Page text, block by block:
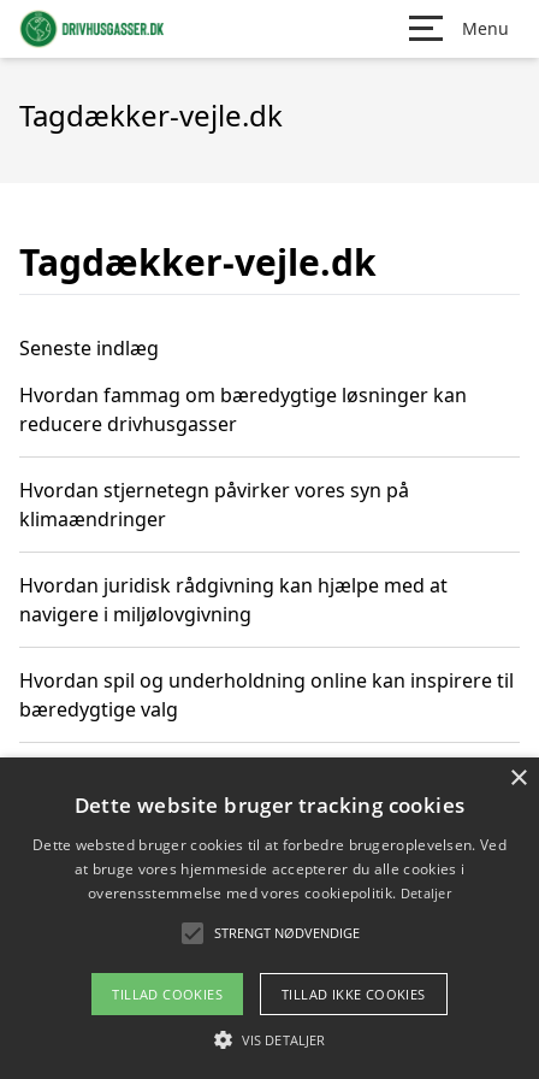
Menu
Tagdækker-vejle.dk
Tagdækker-vejle.dk
Seneste indlæg
Hvordan fammag om bæredygtige løsninger kan
reducere drivhusgasser
Hvordan stjernetegn påvirker vores syn på
klimaændringer
Hvordan juridisk rådgivning kan hjælpe med at
navigere i miljølovgivning
Hvordan spil og underholdning online kan inspirere til
bæredygtige valg
transport og nedbringe CO2-udledning
Copyright 2026 - Pilanto Aps
Om / kontakt
×
Dette website bruger tracking cookies
Dette websted bruger cookies til at forbedre brugeroplevelsen. Ved
at bruge vores hjemmeside accepterer du alle cookies i
overensstemmelse med vores cookiepolitik. Detaljer
STRENGT NØDVENDIGE
TILLAD COOKIES TILLAD IKKE COOKIES
VIS DETALJER